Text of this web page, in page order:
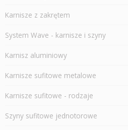
Karnisze z zakrętem
System Wave - karnisze i szyny
Karnisz aluminiowy
Karnisze sufitowe metalowe
Karnisze sufitowe - rodzaje
Szyny sufitowe jednotorowe